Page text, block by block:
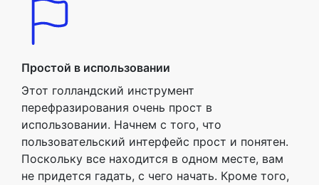
Простой в использовании
Этот голландский инструмент
перефразирования очень прост в
использовании. Начнем с того, что
пользовательский интерфейс прост и понятен.
Поскольку все находится в одном месте, вам
не придется гадать, с чего начать. Кроме того,